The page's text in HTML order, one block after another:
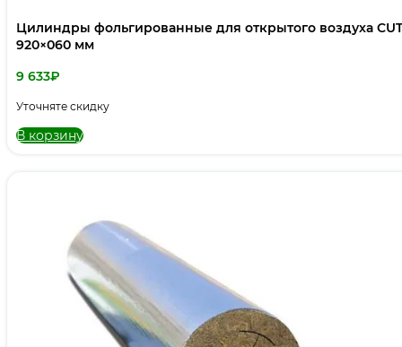
Цилиндры фольгированные для открытого воздуха
920×060 мм
9 633₽
Уточняте скидку
В корзину